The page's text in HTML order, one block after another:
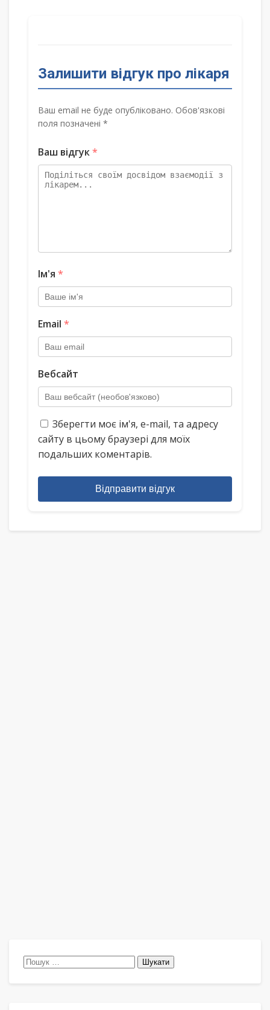
Залишити відгук про лікаря
Ваш email не буде опубліковано. Обов'язкові
поля позначені *
Ваш відгук*
Ім'я *
Email *
Вебсайт
Зберегти моє ім'я, e-mail, та адресу
сайту в цьому браузері для моїх
подальших коментарів.
Відправити відгук
Пошук: